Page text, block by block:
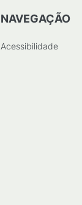
NAVEGAÇÃO
Acessibilidade